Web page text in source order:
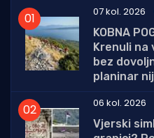
07 kol. 2026
KOBNA
Krenuli na
bez
planinar
06 kol. 2026
Vjerski